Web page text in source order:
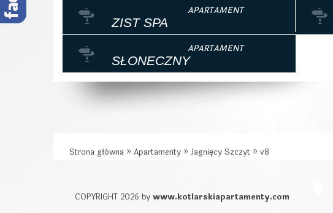
ZIST SPA
SŁONECZNY
Strona główna » Apartamenty » Jagnięcy Szczyt » v8
COPYRIGHT 2026 by www.kotlarskiapartamenty.com